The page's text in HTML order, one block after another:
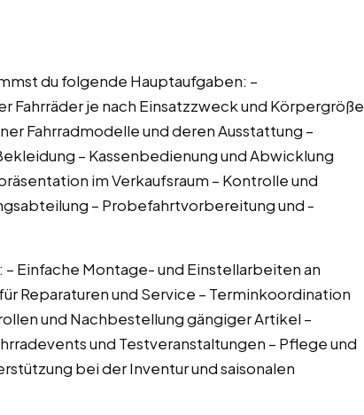
du folgende Hauptaufgaben: –
Fahrräder je nach Einsatzzweck und Körpergröße
Fahrradmodelle und deren Ausstattung –
– Kassenbedienung und Abwicklung
im Verkaufsraum – Kontrolle und
– Probefahrtvorbereitung und -
Einfache Montage- und Einstellarbeiten an
Reparaturen und Service – Terminkoordination
und Nachbestellung gängiger Artikel –
und Testveranstaltungen – Pflege und
bei der Inventur und saisonalen